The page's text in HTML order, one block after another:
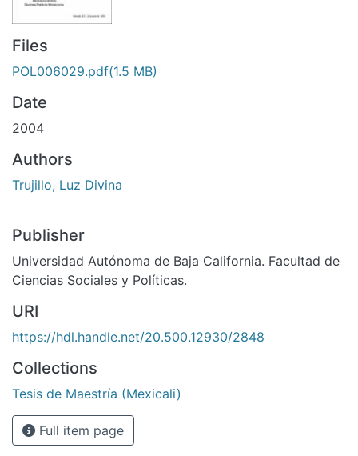
Files
POL006029.pdf(1.5 MB)
Date
2004
Authors
Trujillo, Luz Divina
Publisher
Universidad Autónoma de Baja California. Facultad de
Ciencias Sociales y Políticas.
URI
https://hdl.handle.net/20.500.12930/2848
Collections
Tesis de Maestría (Mexicali)
Full item page